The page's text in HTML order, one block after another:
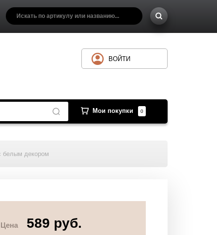
Мои покупки 0
ВОЙТИ
белым декором
Цена 589 руб.